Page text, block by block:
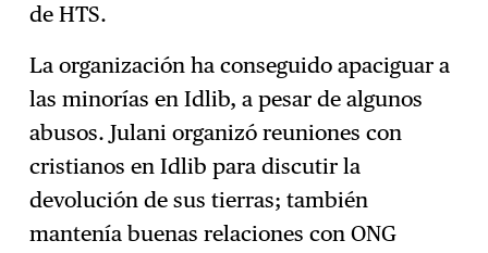
de HTS.
La organización ha conseguido apaciguar a
las minorías en Idlib, a pesar de algunos
abusos. Julani organizó reuniones con
cristianos en Idlib para discutir la
devolución de sus tierras; también
mantenía buenas relaciones con ONG